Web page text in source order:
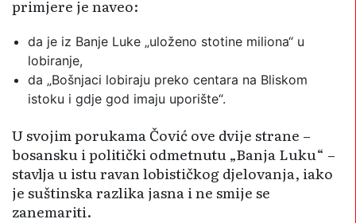
primjere je naveo:
da je iz Banje Luke „uloženo stotine miliona“ u
lobiranje,
da „Bošnjaci lobiraju preko centara na Bliskom
istoku i gdje god imaju uporište“.
U svojim porukama Čović ove dvije strane –
bosansku i politički odmetnutu „Banja Luku“ –
stavlja u istu ravan lobističkog djelovanja, iako
je suštinska razlika jasna i ne smije se
zanemariti.